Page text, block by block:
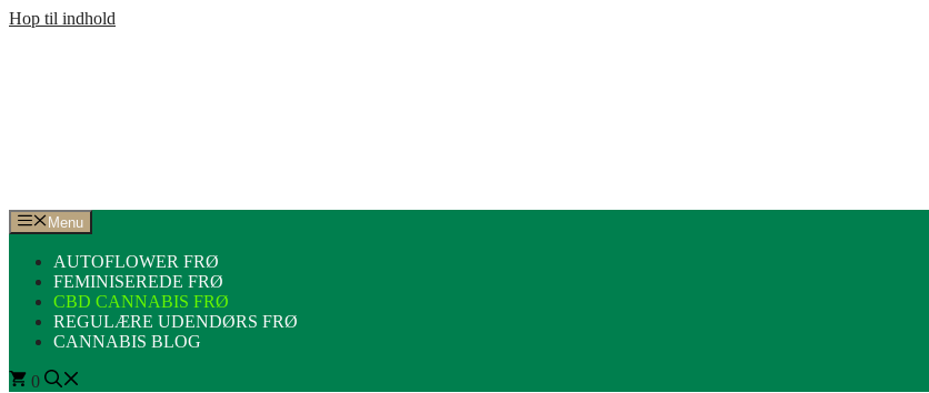
Hop til indhold
Menu
AUTOFLOWER FRØ
FEMINISEREDE FRØ
CBD CANNABIS FRØ
REGULÆRE UDENDØRS FRØ
CANNABIS BLOG
0